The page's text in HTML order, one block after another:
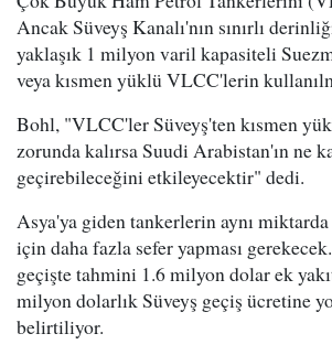
Ancak Süveyş Kanalı'nın sınırlı
yaklaşık 1 milyon varil kapasiteli
veya kısmen yüklü VLCC'lerin
Bohl, "VLCC'ler Süveyş'ten kısmen
zorunda kalırsa Suudi Arabistan'ın ne
geçirebileceğini etkileyecektir" dedi.
Asya'ya giden tankerlerin aynı
için daha fazla sefer yapması
geçişte tahmini 1.6 milyon dolar ek
milyon dolarlık Süveyş geçiş ücretine
belirtiliyor.